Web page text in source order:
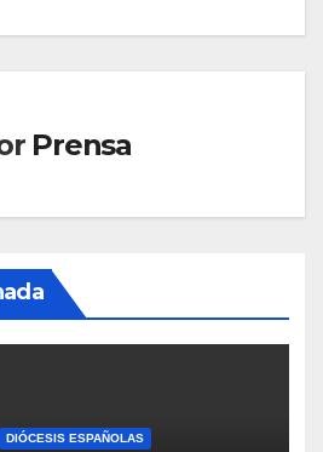
Prensa
DIÓCESIS ESPAÑOLAS